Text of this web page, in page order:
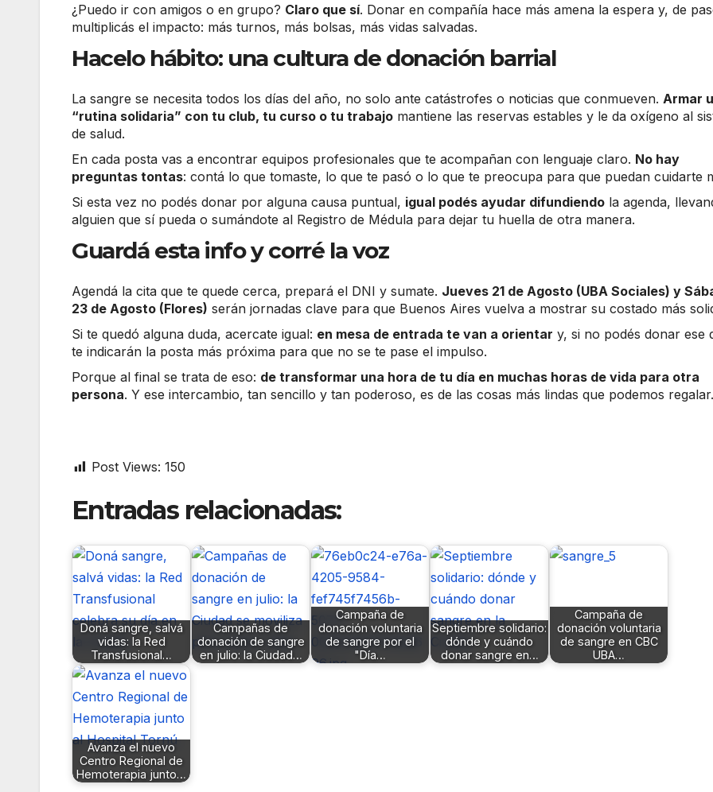
¿Puedo ir con amigos o en grupo? Claro que sí. Donar en compañía hace más amena la espera y, de
multiplicás el impacto: más turnos, más bolsas, más vidas salvadas.
Hacelo hábito: una cultura de donación barrial
La sangre se necesita todos los días del año, no solo ante catástrofes o noticias que conmueven. Armar
“rutina solidaria” con tu club, tu curso o tu trabajo mantiene las reservas estables y le da oxígeno al
de salud.
En cada posta vas a encontrar equipos profesionales que te acompañan con lenguaje claro. No hay
preguntas tontas: contá lo que tomaste, lo que te pasó o lo que te preocupa para que puedan cuidarte
Si esta vez no podés donar por alguna causa puntual, igual podés ayudar difundiendo la agenda,
alguien que sí pueda o sumándote al Registro de Médula para dejar tu huella de otra manera.
Guardá esta info y corré la voz
Agendá la cita que te quede cerca, prepará el DNI y sumate. Jueves 21 de Agosto (UBA Sociales) y
23 de Agosto (Flores) serán jornadas clave para que Buenos Aires vuelva a mostrar su costado más
Si te quedó alguna duda, acercate igual: en mesa de entrada te van a orientar y, si no podés donar ese
te indicarán la posta más próxima para que no se te pase el impulso.
Porque al final se trata de eso: de transformar una hora de tu día en muchas horas de vida para otra
persona. Y ese intercambio, tan sencillo y tan poderoso, es de las cosas más lindas que podemos regalar.
Post Views: 150
Entradas relacionadas:
Doná sangre, salvá
vidas: la Red
Transfusional…
Campañas de
donación de sangre
en julio: la Ciudad…
Campaña de
donación voluntaria
de sangre por el
"Día…
Septiembre solidario:
dónde y cuándo
donar sangre en…
Campaña de
donación voluntaria
de sangre en CBC
UBA…
Avanza el nuevo
Centro Regional de
Hemoterapia junto…